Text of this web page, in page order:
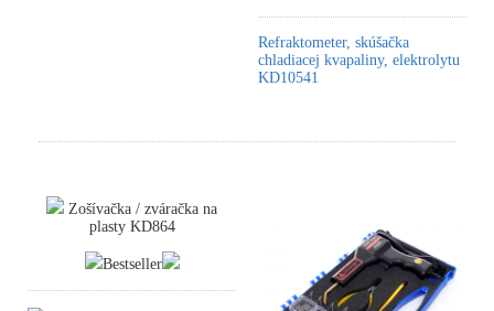
Refraktometer, skúšačka
chladiacej kvapaliny, elektrolytu
KD10541
Zošívačka / zváračka na
plasty KD864
Bestseller